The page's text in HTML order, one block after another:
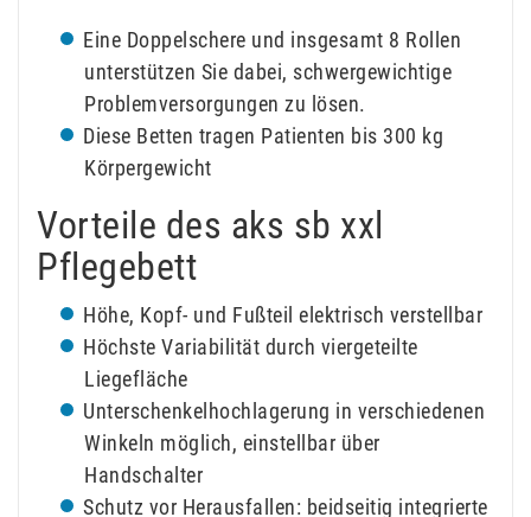
Eine Doppelschere und insgesamt 8 Rollen
unterstützen Sie dabei, schwergewichtige
Problemversorgungen zu lösen.
Diese Betten tragen Patienten bis 300 kg
Körpergewicht
Vorteile des aks sb xxl
Pflegebett
Höhe, Kopf- und Fußteil elektrisch verstellbar
Höchste Variabilität durch viergeteilte
Liegefläche
Unterschenkelhochlagerung in verschiedenen
Winkeln möglich, einstellbar über
Handschalter
Schutz vor Herausfallen: beidseitig integrierte